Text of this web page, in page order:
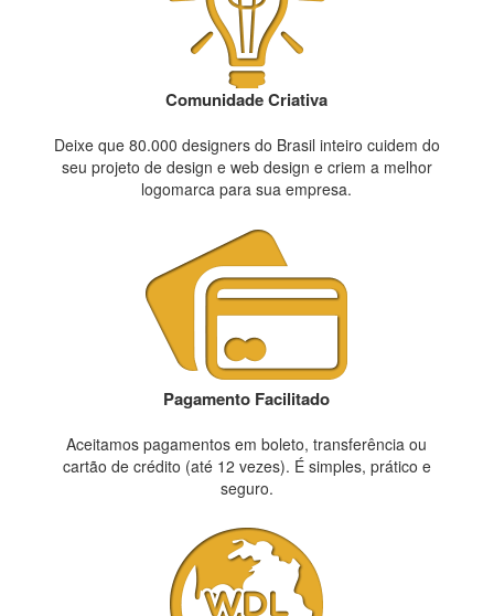
Comunidade Criativa
Deixe que 80.000 designers do Brasil inteiro cuidem do
seu projeto de design e web design e criem a melhor
logomarca para sua empresa.
Pagamento Facilitado
Aceitamos pagamentos em boleto, transferência ou
cartão de crédito (até 12 vezes). É simples, prático e
seguro.